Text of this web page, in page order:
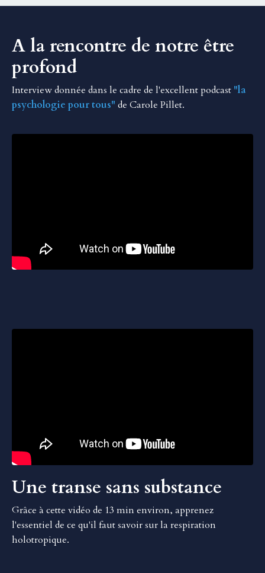
A la rencontre de notre être
profond
Interview donnée dans le cadre de l'excellent podcast "la
psychologie pour tous" de Carole Pillet.
Une transe sans substance
Grâce à cette vidéo de 13 min environ, apprenez
l'essentiel de ce qu'il faut savoir sur la respiration
holotropique.